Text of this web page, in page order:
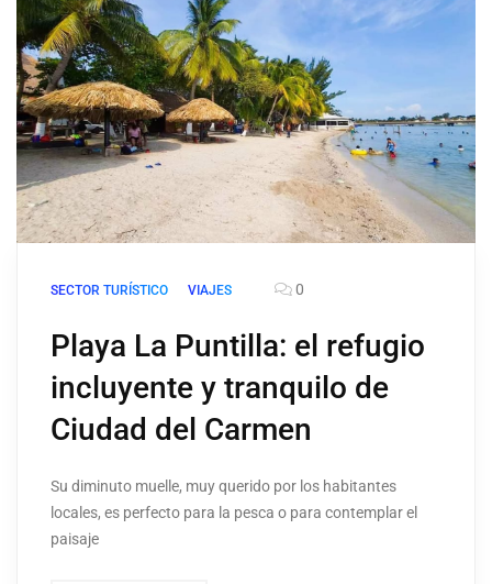
SECTOR TURÍSTICO VIAJES 0
Playa La Puntilla: el refugio
incluyente y tranquilo de
Ciudad del Carmen
Su diminuto muelle, muy querido por los habitantes
locales, es perfecto para la pesca o para contemplar el
paisaje